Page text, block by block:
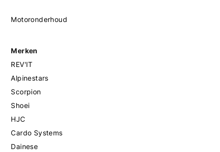
Motoronderhoud
Merken
REV'IT
Alpinestars
Scorpion
Shoei
HJC
Cardo Systems
Dainese